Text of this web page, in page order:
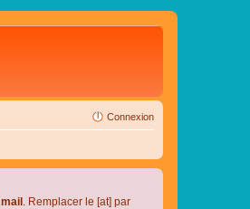
Connexion
mail . Remplacer le [at] par